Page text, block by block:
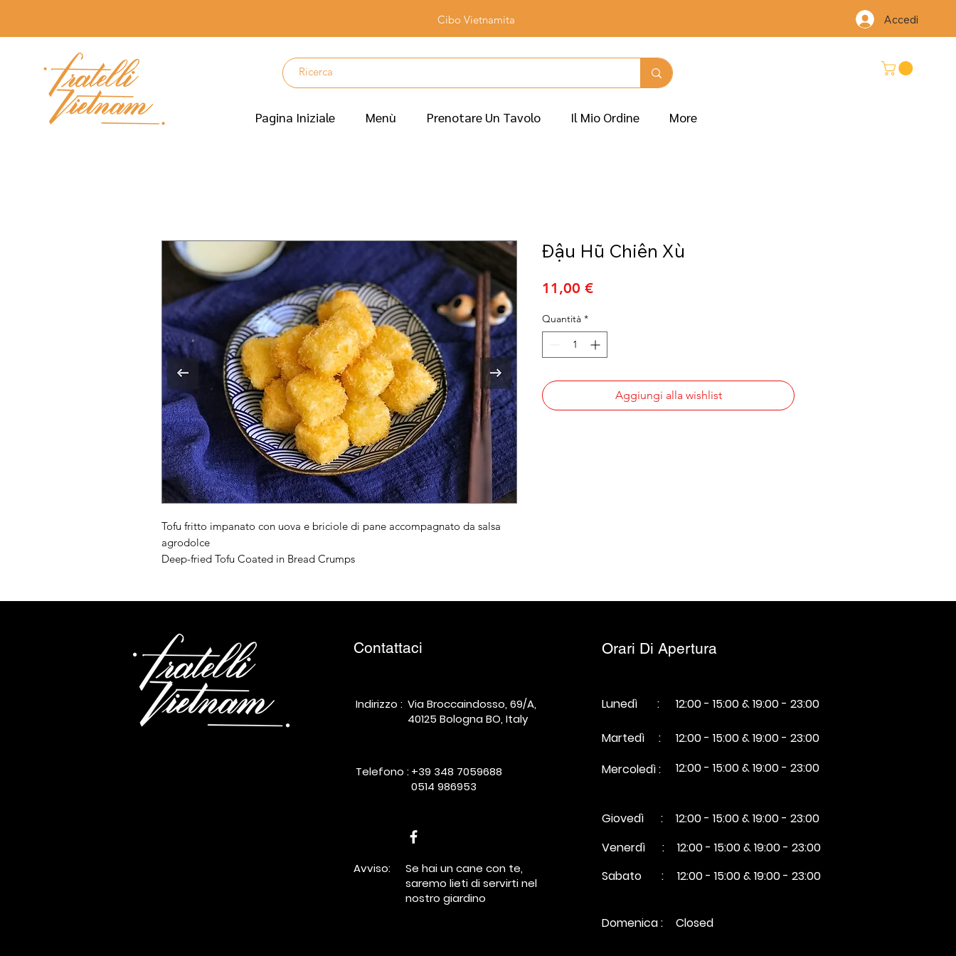
Cibo Vietnamita Accedi
Pagina Iniziale Menù Prenotare Un Tavolo Il Mio Ordine More
Tofu fritto impanato con uova e briciole di pane accompagnato da salsa
agrodolce
Deep-fried Tofu Coated in Bread Crumps
Đậu Hũ Chiên Xù
11,00 €Prezzo
Quantità *
Aggiungi alla wishlist
Contattaci
Indirizzo : Via Broccaindosso, 69/A,
40125 Bologna BO, Italy
Telefono :+39 348 7059688
0514 986953
Avviso:
Se hai un cane con te,
saremo lieti di servirti nel
nostro giardino
Orari Di Apertura
Lunedì : 12:00 - 15:00 & 19:00 - 23:00
​​Martedì :
12:00 - 15:00 & 19:00 - 23:00
Mercoledì :
12:00 - 15:00 & 19:00 - 23:00
Giovedì :
12:00 - 15:00 & 19:00 - 23:00
Venerdì :
12:00 - 15:00 & 19:00 - 23:00
Sabato :
12:00 - 15:00 & 19:00 - 23:00
Domenica : Closed